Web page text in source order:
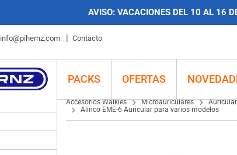
AVISO: VACACIONES DEL 10 AL 16
info@pihernz.com Contacto
PACKS OFERTAS
Auriculares walkies Alinco EME-6 Auricular para varios
Accesorios Walkies Microauriculares
Alinco EME-6 Auricular para varios modelos